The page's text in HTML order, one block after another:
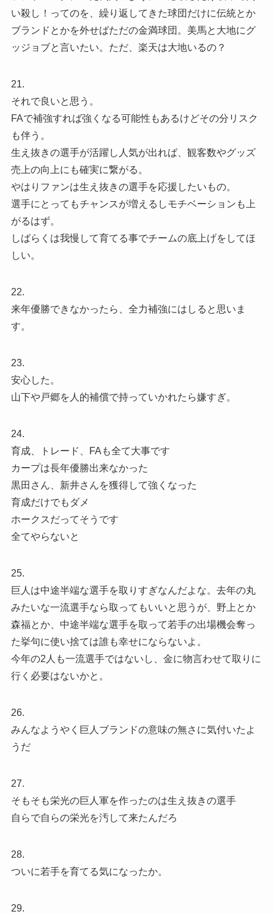
い殺し！ってのを、繰り返してきた球団だけに伝統とか
ブランドとかを外せばただの金満球団。美馬と大地にグ
ッジョブと言いたい。ただ、楽天は大地いるの？
21.
それで良いと思う。
FAで補強すれば強くなる可能性もあるけどその分リスク
も伴う。
生え抜きの選手が活躍し人気が出れば、観客数やグッズ
売上の向上にも確実に繋がる。
やはりファンは生え抜きの選手を応援したいもの。
選手にとってもチャンスが増えるしモチベーションも上
がるはず。
しばらくは我慢して育てる事でチームの底上げをしてほ
しい。
22.
来年優勝できなかったら、全力補強にはしると思いま
す。
23.
安心した。
山下や戸郷を人的補償で持っていかれたら嫌すぎ。
24.
育成、トレード、FAも全て大事です
カープは長年優勝出来なかった
黒田さん、新井さんを獲得して強くなった
育成だけでもダメ
ホークスだってそうです
全てやらないと
25.
巨人は中途半端な選手を取りすぎなんだよな。去年の丸
みたいな一流選手なら取ってもいいと思うが、野上とか
森福とか、中途半端な選手を取って若手の出場機会奪っ
た挙句に使い捨ては誰も幸せにならないよ。
今年の2人も一流選手ではないし、金に物言わせて取りに
行く必要はないかと。
26.
みんなようやく巨人ブランドの意味の無さに気付いたよ
うだ
27.
そもそも栄光の巨人軍を作ったのは生え抜きの選手
自らで自らの栄光を汚して来たんだろ
28.
ついに若手を育てる気になったか。
29.